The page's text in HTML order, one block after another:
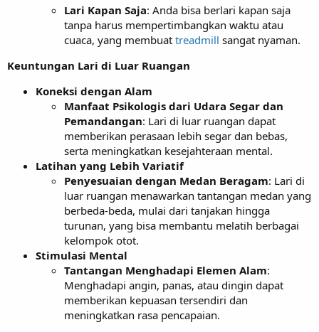
Lari Kapan Saja: Anda bisa berlari kapan saja
tanpa harus mempertimbangkan waktu atau
cuaca, yang membuat treadmill sangat nyaman.
Keuntungan Lari di Luar Ruangan
Koneksi dengan Alam
Manfaat Psikologis dari Udara Segar dan
Pemandangan: Lari di luar ruangan dapat
memberikan perasaan lebih segar dan bebas,
serta meningkatkan kesejahteraan mental.
Latihan yang Lebih Variatif
Penyesuaian dengan Medan Beragam: Lari di
luar ruangan menawarkan tantangan medan yang
berbeda-beda, mulai dari tanjakan hingga
turunan, yang bisa membantu melatih berbagai
kelompok otot.
Stimulasi Mental
Tantangan Menghadapi Elemen Alam:
Menghadapi angin, panas, atau dingin dapat
memberikan kepuasan tersendiri dan
meningkatkan rasa pencapaian.